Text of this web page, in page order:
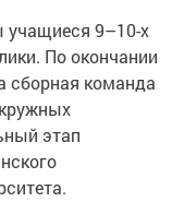
учащиеся 9–10-х
По окончании
сборная команда
этап